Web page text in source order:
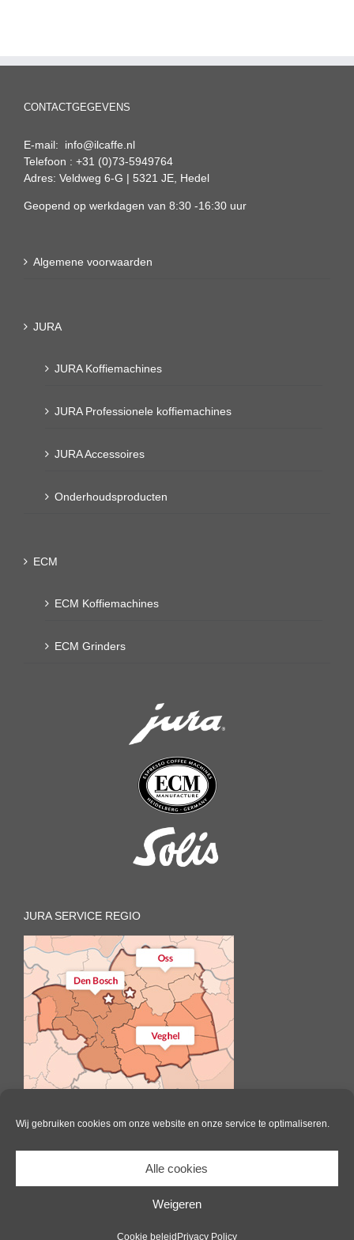
Wij gebruiken cookies om onze website en onze service te optimaliseren.
Alle cookies
Weigeren
Cookie beleid Privacy Policy
CONTACTGEGEVENS
E-mail: info@ilcaffe.nl
Telefoon : +31 (0)73-5949764
Adres: Veldweg 6-G | 5321 JE, Hedel
Geopend op werkdagen van 8:30 -16:30 uur
Algemene voorwaarden
JURA
JURA Koffiemachines
JURA Professionele koffiemachines
JURA Accessoires
Onderhoudsproducten
ECM
ECM Koffiemachines
ECM Grinders
JURA SERVICE REGIO
Il Caffè | All Rights Reserved |Website door Pink Raven|Algemene
voorwaarden|